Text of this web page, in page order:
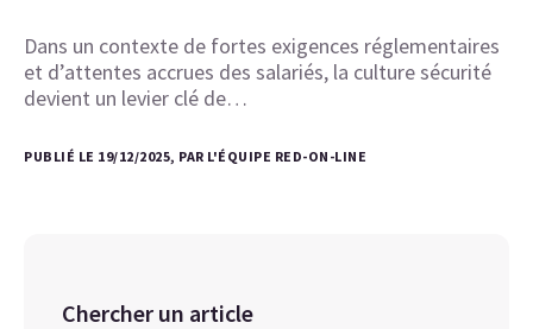
Dans un contexte de fortes exigences réglementaires
et d’attentes accrues des salariés, la culture sécurité
devient un levier clé de…
PUBLIÉ LE 19/12/2025, PAR L'ÉQUIPE RED-ON-LINE
Chercher un article